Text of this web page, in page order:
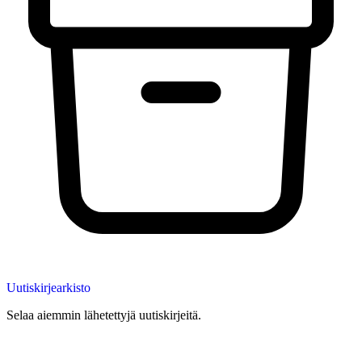
Uutiskirjearkisto
Selaa aiemmin lähetettyjä uutiskirjeitä.